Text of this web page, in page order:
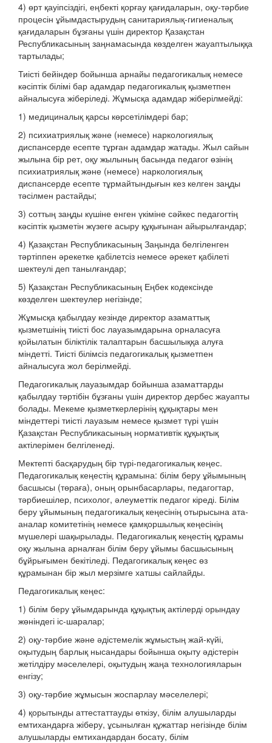
4) өрт қауіпсіздігі, еңбекті қорғау қағидаларын, оқу-тәрбие
процесін ұйымдастырудың санитариялық-гигиеналық
қағидаларын бұзғаны үшін директор Қазақстан
Республикасының заңнамасында көзделген жауаптылыққа
тартылады;
Тиісті бейіндер бойынша арнайы педагогикалық немесе
кәсіптік білімі бар адамдар педагогикалық қызметпен
айналысуға жіберіледі. Жұмысқа адамдар жіберілмейді:
1) медициналық қарсы көрсетілімдері бар;
2) психиатриялық және (немесе) наркологиялық
диспансерде есепте тұрған адамдар жатады. Жыл сайын
жылына бір рет, оқу жылының басында педагог өзінің
психиатриялық және (немесе) наркологиялық
диспансерде есепте тұрмайтындығын кез келген заңды
тәсілмен растайды;
3) соттың заңды күшіне енген үкіміне сәйкес педагогтің
кәсіптік қызметін жүзеге асыру құқығынан айырылғандар;
4) Қазақстан Республикасының Заңында белгіленген
тәртіппен әрекетке қабілетсіз немесе әрекет қабілеті
шектеулі деп танылғандар;
5) Қазақстан Республикасының Еңбек кодексінде
көзделген шектеулер негізінде;
Жұмысқа қабылдау кезінде директор азаматтық
қызметшінің тиісті бос лауазымдарына орналасуға
қойылатын біліктілік талаптарын басшылыққа алуға
міндетті. Тиісті білімсіз педагогикалық қызметпен
айналысуға жол берілмейді.
Педагогикалық лауазымдар бойынша азаматтарды
қабылдау тәртібін бұзғаны үшін директор дербес жауапты
болады. Мекеме қызметкерлерінің құқықтары мен
міндеттері тиісті лауазым немесе қызмет түрі үшін
Қазақстан Республикасының нормативтік құқықтық
актілерімен белгіленеді.
Мектепті басқарудың бір түрі-педагогикалық кеңес.
Педагогикалық кеңестің құрамына: білім беру ұйымының
басшысы (төраға), оның орынбасарлары, педагогтар,
тәрбиешілер, психолог, әлеуметтік педагог кіреді. Білім
беру ұйымының педагогикалық кеңесінің отырысына ата-
аналар комитетінің немесе қамқоршылық кеңесінің
мүшелері шақырылады. Педагогикалық кеңестің құрамы
оқу жылына арналған білім беру ұйымы басшысының
бұйрығымен бекітіледі. Педагогикалық кеңес өз
құрамынан бір жыл мерзімге хатшы сайлайды.
Педагогикалық кеңес:
1) білім беру ұйымдарында құқықтық актілерді орындау
жөніндегі іс-шаралар;
2) оқу-тәрбие және әдістемелік жұмыстың жай-күйі,
оқытудың барлық нысандары бойынша оқыту әдістерін
жетілдіру мәселелері, оқытудың жаңа технологияларын
енгізу;
3) оқу-тәрбие жұмысын жоспарлау мәселелері;
4) қорытынды аттестаттауды өткізу, білім алушыларды
емтихандарға жіберу, ұсынылған құжаттар негізінде білім
алушыларды емтихандардан босату, білім